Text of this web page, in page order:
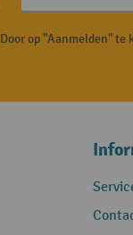
Door op "Aanmelden" te